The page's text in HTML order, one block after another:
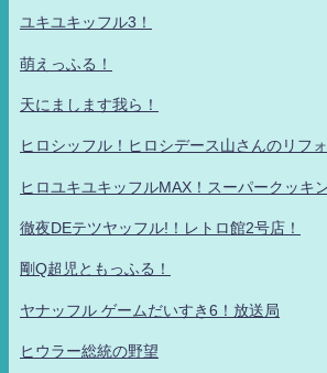
ユキユキッフル3！
萌えっふる！
天にまします我ら！
ヒロシッフル！ヒロシデース山さんのリフ
ヒロユキユキッフルMAX！スーパークッキ
徹夜DEテツヤッフル!！レトロ館2号店！
剛Q超児ともっふる！
ヤナッフル ゲームだいすき6！放送局
ヒウラー総統の野望